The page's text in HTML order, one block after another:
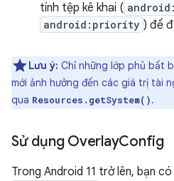
tính tệp kê khai (
android:priority ) để
Lưu ý: Chỉ những lớp phủ bất
mới ảnh hưởng đến các giá trị tài
qua Resources.getSystem().
Sử dụng OverlayConfig
Trong Android 11 trở lên, bạn